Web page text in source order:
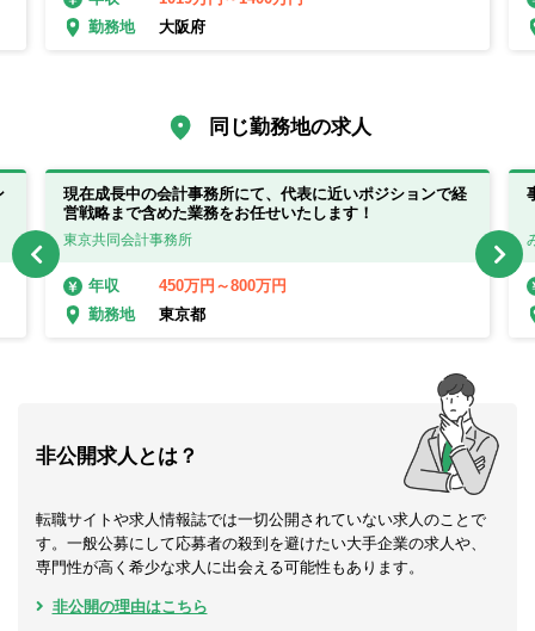
勤務地
大阪府
同じ勤務地の求人
現在成長中の会計事務所にて、代表に近いポジションで経
営戦略まで含めた業務をお任せいたします！
東京共同会計事務所
年収
450万円～800万円
勤務地
東京都
非公開求人とは？
転職サイトや求人情報誌では一切公開されていない求人のことで
す。一般公募にして応募者の殺到を避けたい大手企業の求人や、
専門性が高く希少な求人に出会える可能性もあります。
非公開の理由はこちら